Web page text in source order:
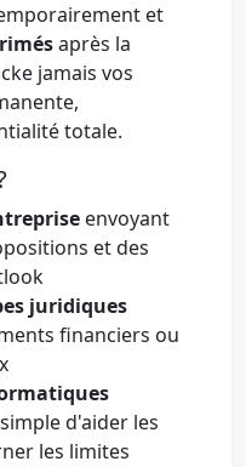
et
après la
jamais vos
totale.
envoyant
et des
juridiques
financiers ou
d'aider les
les limites